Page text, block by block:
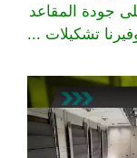
جودة المقاعد
تشكيلات ...